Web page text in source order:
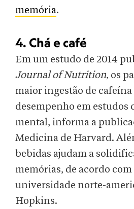
memória.
4. Chá e café
Em um estudo de 2014
Journal of Nutrition, os
maior ingestão de
desempenho em estudos
mental, informa a
Medicina de Harvard.
bebidas ajudam a
memórias, de acordo
universidade norte-
Hopkins.